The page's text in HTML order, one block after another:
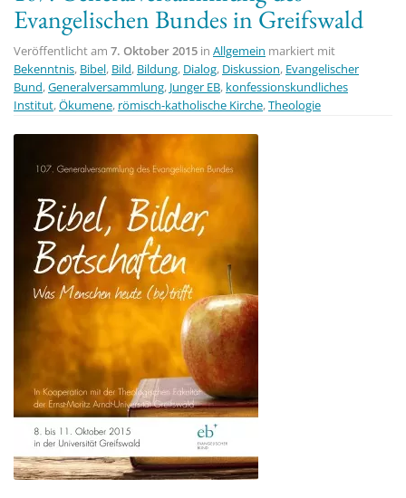
Evangelischen Bundes in Greifswald
Veröffentlicht am 7. Oktober 2015 in Allgemein markiert mit
Bekenntnis, Bibel, Bild, Bildung, Dialog, Diskussion, Evangelischer
Bund,Generalversammlung, Junger EB, konfessionskundliches
Institut,Ökumene, römisch-katholische Kirche,Theologie